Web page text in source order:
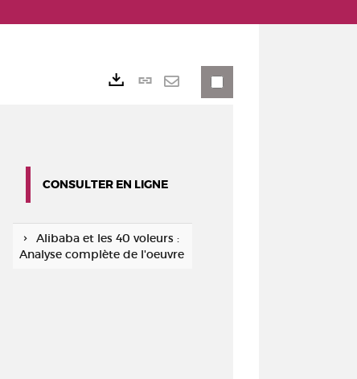
Lien
CONSULTER EN LIGNE
Alibaba et les 40 voleurs :
Analyse complète de l'oeuvre